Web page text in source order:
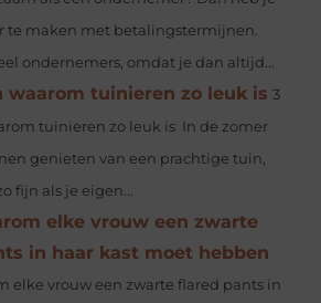
te maken met betalingstermijnen.
ondernemers, omdat je dan altijd...
waarom tuinieren zo leuk is 3
tuinieren zo leuk is In de zomer
genieten van een prachtige tuin,
fijn als je eigen...
elke vrouw een zwarte
in haar kast moet hebben
elke vrouw een zwarte flared pants in